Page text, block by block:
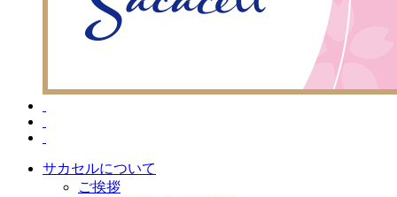
サカセルについて
ご挨拶